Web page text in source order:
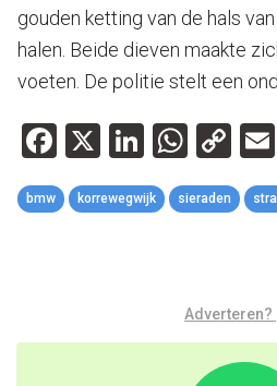
gouden ketting van de hals
halen. Beide dieven maakte
voeten. De politie stelt een
Facebook
X LinkedIn
bmw korrewegwijk sieraden
Adverteren?